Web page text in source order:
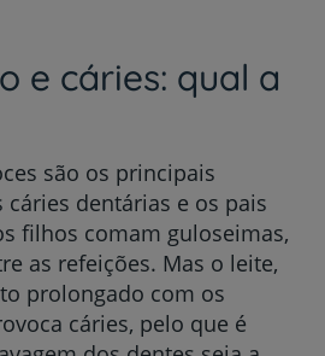
e cáries: qual a
são os principais
cáries dentárias e os pais
filhos comam guloseimas,
as refeições. Mas o leite,
prolongado com os
cáries, pelo que é